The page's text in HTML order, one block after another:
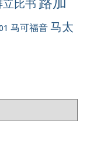
立比书
马可福音马太